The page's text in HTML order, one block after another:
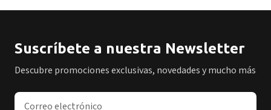
Suscríbete a nuestra Newsletter
Descubre promociones exclusivas, novedades y mucho más
Dirección de correo electrónico